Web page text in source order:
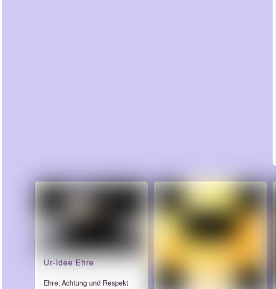
Ur-Idee Ehre
Ehre, Achtung und Respekt